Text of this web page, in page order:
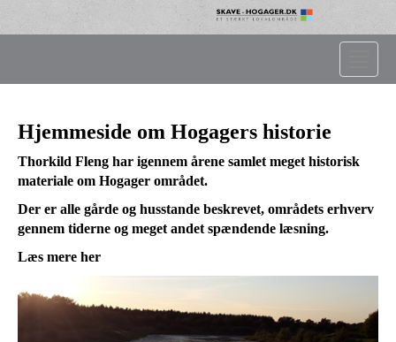
Hjemmeside om Hogagers historie
Thorkild Fleng har igennem årene samlet meget historisk
materiale om Hogager området.
Der er alle gårde og husstande beskrevet, områdets erhverv
gennem tiderne og meget andet spændende læsning.
Læs mere her